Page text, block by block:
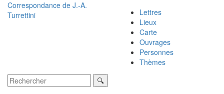
Correspondance de J.-A.
Turrettini
Lettres
Lieux
Carte
Ouvrages
Personnes
Thèmes